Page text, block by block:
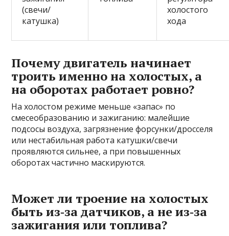
(свечи/
катушка)
холостого
хода
Почему двигатель начинает
троить именно на холостых, а
на оборотах работает ровно?
На холостом режиме меньше «запас» по
смесеобразованию и зажиганию: малейшие
подсосы воздуха, загрязнение форсунки/дросселя
или нестабильная работа катушки/свечи
проявляются сильнее, а при повышенных
оборотах частично маскируются.
Может ли троение на холостых
быть из‑за датчиков, а не из‑за
зажигания или топлива?